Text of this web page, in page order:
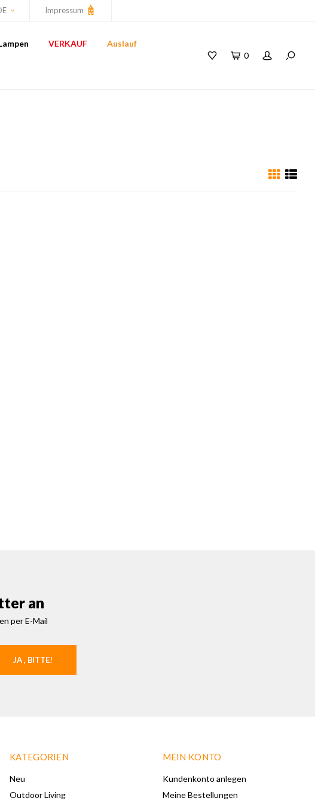
Impressum
VERKAUF Auslauf
0
an
per E-Mail
JA , BITTE!
KATEGORIEN
Neu
Outdoor Living
MEIN KONTO
Kundenkonto anlegen
Meine Bestellungen